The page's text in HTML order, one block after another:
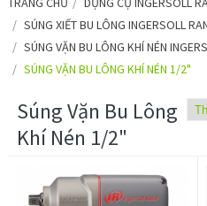
SÚNG XIẾT BU LÔNG INGERSOLL
SÚNG VẶN BU LÔNG KHÍ NÉN
SÚNG VẶN BU LÔNG KHÍ NÉN 1/2"
Súng Vặn Bu Lông
Khí Nén 1/2"